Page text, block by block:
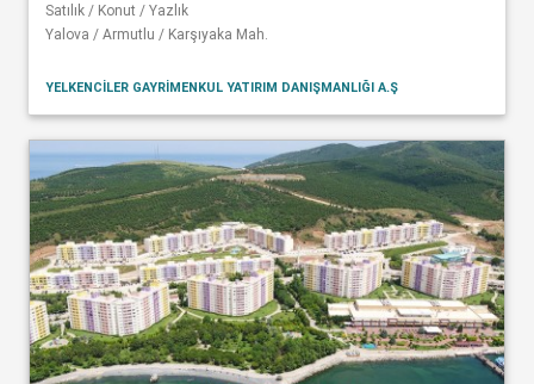
Satılık / Konut / Yazlık
Yalova / Armutlu / Karşıyaka Mah.
YELKENCİLER GAYRİMENKUL YATIRIM DANIŞMANLIĞI A.Ş